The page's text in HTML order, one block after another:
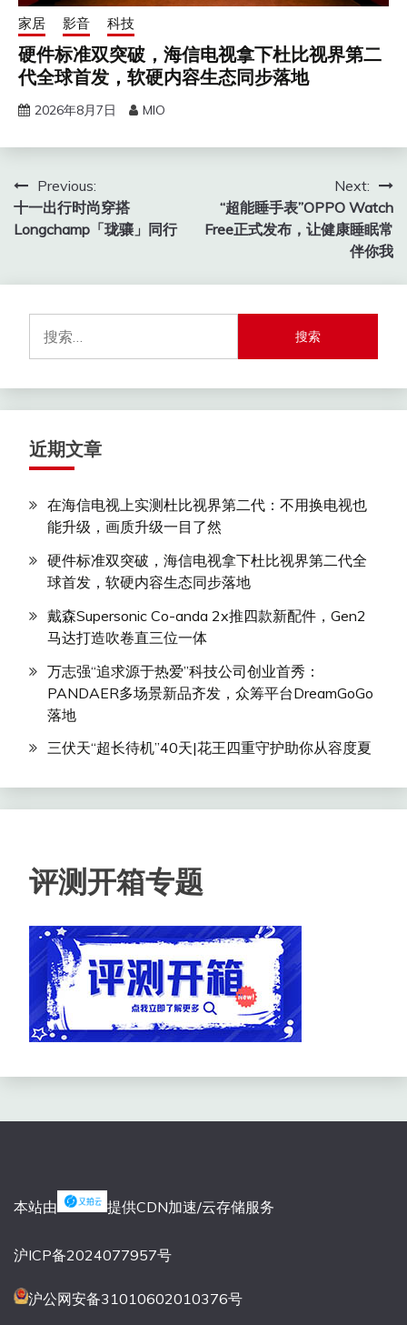
家居 影音 科技
硬件标准双突破，海信电视拿下杜比视界第二
代全球首发，软硬内容生态同步落地
2026年8月7日 MIO
文
章
航
Previous:
十一出行时尚穿搭
Longchamp「珑骧」同行
Next:
“超能睡手表”OPPO Watch
Free正式发布，让健康睡眠常
伴你我
索：
近期文章
在海信电视上实测杜比视界第二代：不用换电视也
能升级，画质升级一目了然
硬件标准双突破，海信电视拿下杜比视界第二代全
球首发，软硬内容生态同步落地
戴森Supersonic Co-anda 2x推四款新配件，Gen2
马达打造吹卷直三位一体
万志强“追求源于热爱”科技公司创业首秀：
PANDAER多场景新品齐发，众筹平台DreamGoGo
落地
三伏天“超长待机”40天|花王四重守护助你从容度夏
评测开箱专题
本站由 提供CDN加速/云存储服务
沪ICP备2024077957号
沪公网安备31010602010376号